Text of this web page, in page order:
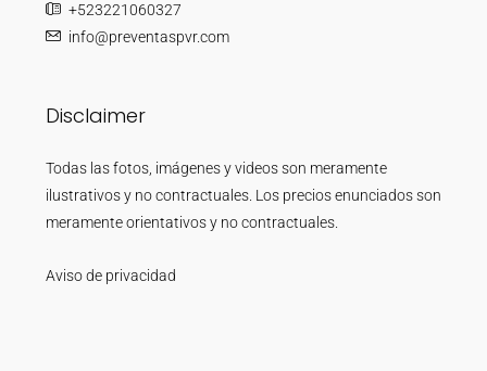
+523221060327
info@preventaspvr.com
Disclaimer
Todas las fotos, imágenes y videos son meramente
ilustrativos y no contractuales. Los precios enunciados son
meramente orientativos y no contractuales.
Aviso de privacidad